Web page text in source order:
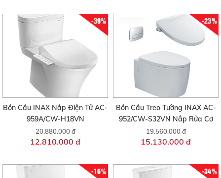
-39%
Bồn Cầu INAX Nắp Điện Tử AC-
959A/CW-H18VN
20.880.000 đ
12.810.000 đ
-23%
Bồn Cầu Treo Tường INAX AC-
952/CW-S32VN Nắp Rửa Cơ
19.560.000 đ
15.130.000 đ
-16% -34%